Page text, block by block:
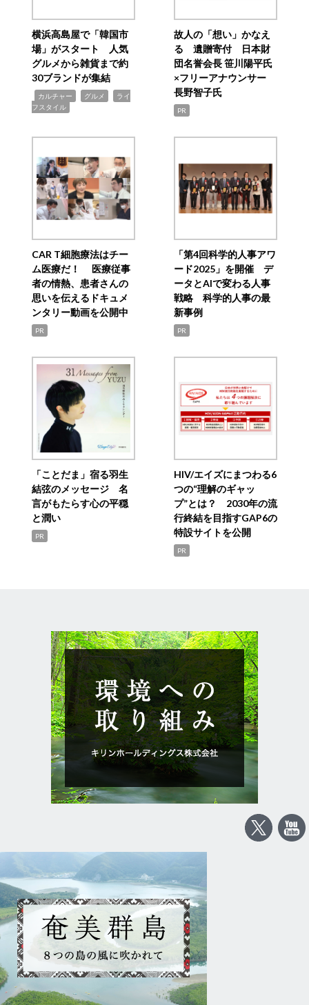
横浜高島屋で「韓国市
場」がスタート 人気
グルメから雑貨まで約
30ブランドが集結
カルチャー グルメ
ライ
フスタイル
故人の「想い」かなえ
る 遺贈寄付 日本財
団名誉会長 笹川陽平氏
×フリーアナウンサー
長野智子氏
PR
CAR T細胞療法はチー
ム医療だ！ 医療従事
者の情熱、患者さんの
思いを伝えるドキュメ
ンタリー動画を公開中
PR
「第4回科学的人事アワ
ード2025」を開催 デ
ータとAIで変わる人事
戦略 科学的人事の最
新事例
PR
「ことだま」宿る羽生
結弦のメッセージ 名
言がもたらす心の平穏
と潤い
PR
HIV/エイズにまつわる6
つの“理解のギャッ
プ”とは？ 2030年の流
行終結を目指すGAP6の
特設サイトを公開
PR